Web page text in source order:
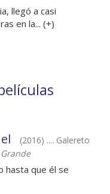
llegó a casi
en la... (+)
(2016) .... Galereto
hasta que él se